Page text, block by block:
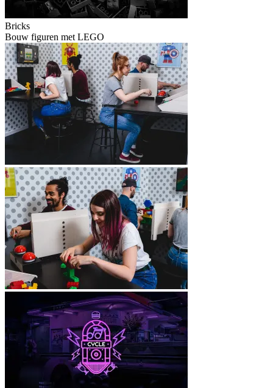
Bricks
Bouw figuren met LEGO